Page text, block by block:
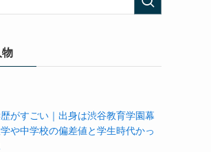
物
がすごい｜出身は渋谷教育学園幕
や中学校の偏差値と学生時代かっ